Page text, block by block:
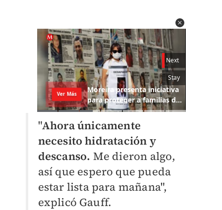
"Ahora únicamente
necesito hidratación y
descanso. Me dieron algo,
así que espero que pueda
estar lista para mañana",
explicó Gauff.